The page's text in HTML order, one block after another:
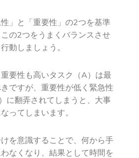
」と「重要性」の2つを基準
の2つをうまくバランスさせ
動しましょう。
要性も高いタスク（A）は最
ですが、重要性が低く緊急性
に翻弄されてしまうと、大事
ってしまいます。
を意識することで、何から手
なくなり、結果として時間を